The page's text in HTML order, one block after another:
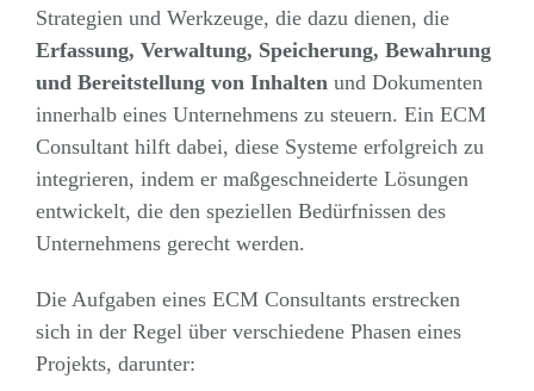
Strategien und Werkzeuge, die dazu dienen, die
Erfassung, Verwaltung, Speicherung, Bewahrung
und Bereitstellung von Inhaltenund Dokumenten
innerhalb eines Unternehmens zu steuern. Ein ECM
Consultant hilft dabei, diese Systeme erfolgreich zu
integrieren, indem er maßgeschneiderte Lösungen
entwickelt, die den speziellen Bedürfnissen des
Unternehmens gerecht werden.
Die Aufgaben eines ECM Consultants erstrecken
sich in der Regel über verschiedene Phasen eines
Projekts, darunter: